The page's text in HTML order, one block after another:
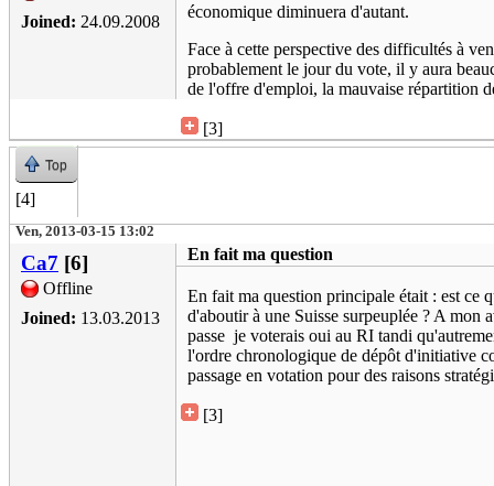
Joined: 24.09.2008
économique diminuera d'autant.
Face à cette perspective des difficultés à
probablement le jour du vote, il y aura
de l'offre d'emploi, la mauvaise répartition
[3]
Top
[4]
Ven, 2013-03-15 13:02
Ca7 [6]
Offline
Joined: 13.03.2013
En fait ma question
En fait ma question principale était : est ce
d'aboutir à une Suisse surpeuplée ? A mon
passe je voterais oui au RI tandi
l'ordre chronologique de dépôt d'initiative
passage en votation pour des raisons
[3]